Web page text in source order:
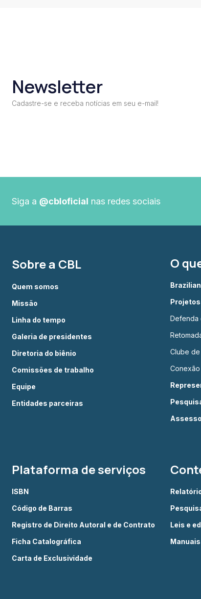
Newsletter
Cadastre-se e receba notícias em seu e-mail!
Siga a @cbloficial nas redes sociais
Sobre a CBL
Quem somos
Missão
Linha do tempo
Galeria de presidentes
Diretoria do biênio
Comissões de trabalho
Equipe
Entidades parceiras
O
Defenda
Clube de
Conexão
Plataforma de serviços
ISBN
Código de Barras
Registro de Direito Autoral e de Contrato
Ficha Catalográfica
Carta de Exclusividade
Leis e